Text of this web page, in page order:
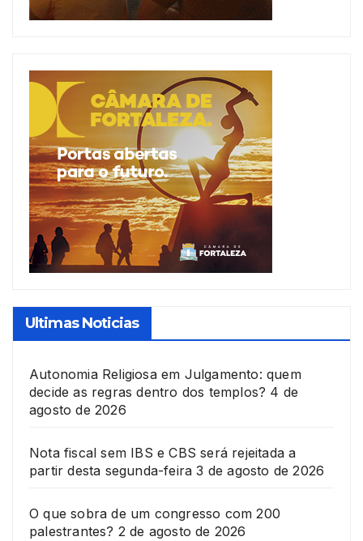
Ultimas Noticias
Autonomia Religiosa em Julgamento: quem
decide as regras dentro dos templos? 4 de
agosto de 2026
Nota fiscal sem IBS e CBS será rejeitada a
partir desta segunda-feira 3 de agosto de 2026
O que sobra de um congresso com 200
palestrantes? 2 de agosto de 2026